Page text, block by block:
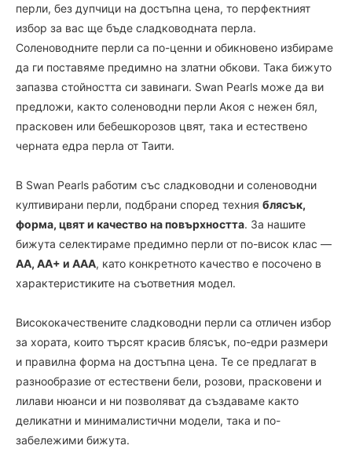
перли, без дупчици на достъпна цена, то перфектният
избор за вас ще бъде сладководната перла.
Соленоводните перли са по-ценни и обикновено избираме
да ги поставяме предимно на златни обкови. Така бижуто
запазва стойността си завинаги. Swan Pearls може да ви
предложи, както соленоводни перли Акоя с нежен бял,
прасковен или бебешкорозов цвят, така и естествено
черната едра перла от Таити.
В Swan Pearls работим със сладководни и соленоводни
култивирани перли, подбрани според техния блясък,
форма, цвят и качество на повърхността. За нашите
бижута селектираме предимно перли от по-висок клас —
AA, AA+ и AAA, като конкретното качество е посочено в
характеристиките на съответния модел.
Висококачествените сладководни перли са отличен избор
за хората, които търсят красив блясък, по-едри размери
и правилна форма на достъпна цена. Те се предлагат в
разнообразие от естествени бели, розови, прасковени и
лилави нюанси и ни позволяват да създаваме както
деликатни и минималистични модели, така и по-
забележими бижута.